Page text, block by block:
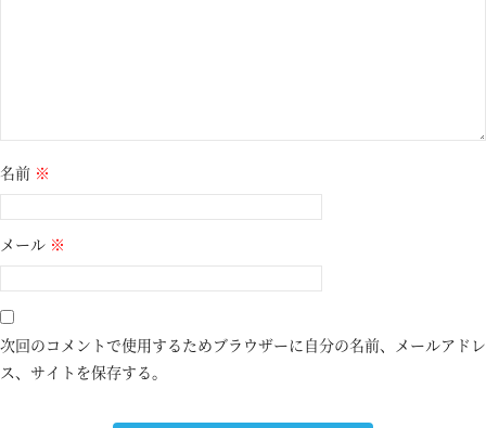
名前 ※
メール ※
次回のコメントで使用するためブラウザーに自分の名前、メールアドレ
ス、サイトを保存する。